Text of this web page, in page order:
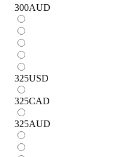
300AUD
325USD
325CAD
325AUD